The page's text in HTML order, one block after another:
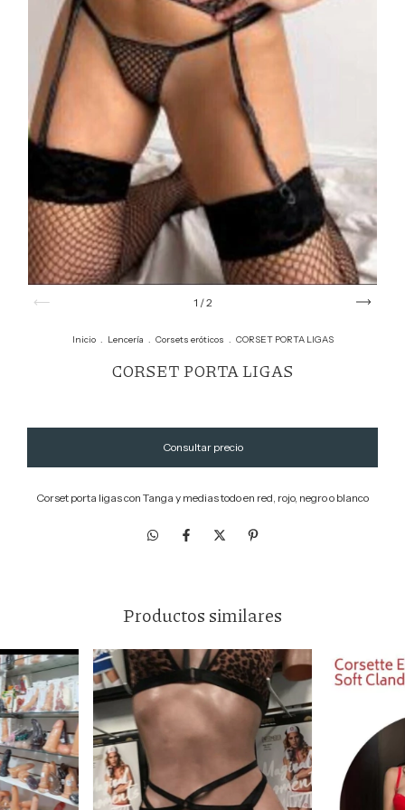
1 /2
Inicio . Lencería . Corsets eróticos . CORSET PORTA LIGAS
CORSET PORTA LIGAS
Corset porta ligas con Tanga y medias todo en red, rojo, negro o blanco
Productos similares